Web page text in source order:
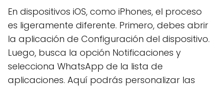
En dispositivos iOS, como iPhones, el proceso
es ligeramente diferente. Primero, debes abrir
la aplicación de Configuración del dispositivo.
Luego, busca la opción Notificaciones y
selecciona WhatsApp de la lista de
aplicaciones. Aquí podrás personalizar las